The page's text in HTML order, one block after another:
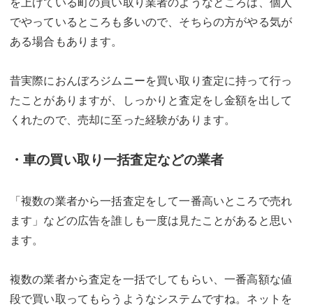
でやっているところも多いので、そちらの方がやる気が
ある場合もあります。
昔実際におんぼろジムニーを買い取り査定に持って行っ
たことがありますが、しっかりと査定をし金額を出して
くれたので、売却に至った経験があります。
・車の買い取り一括査定などの業者
「複数の業者から一括査定をして一番高いところで売れ
ます」などの広告を誰しも一度は見たことがあると思い
ます。
複数の業者から査定を一括でしてもらい、一番高額な値
段で買い取ってもらうようなシステムですね。ネットを